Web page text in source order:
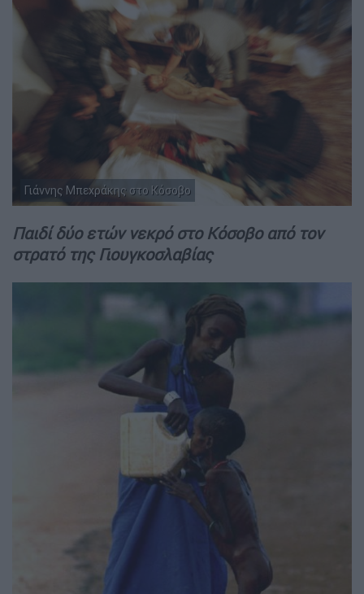
Γιάννης Μπεχράκης στο Κόσοβο
Παιδί δύο ετών νεκρό στο Κόσοβο από τον
στρατό της Γιουγκοσλαβίας